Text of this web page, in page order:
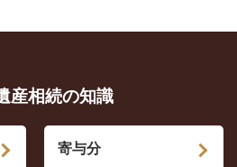
産相続の知識
寄与分